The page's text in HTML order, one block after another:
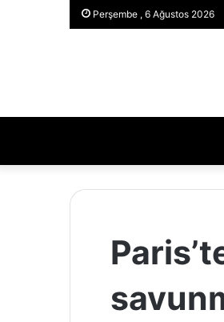
Perşembe , 6 Ağustos 2026